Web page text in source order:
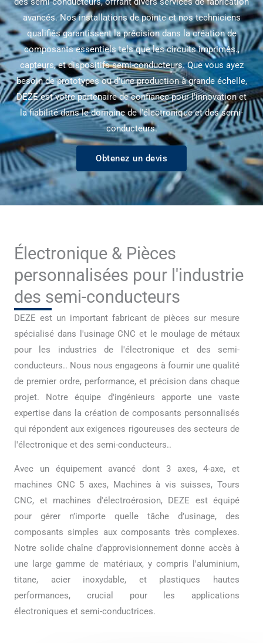
avancés. Nos installations de pointe et nos techniciens
qualifiés garantissent la précision dans la création de
composants essentiels tels que les circuits imprimés.,
capteurs, et dispositifs semi-conducteurs. Que vous ayez
besoin de prototypes ou d'une production à grande échelle,
DEZE est votre partenaire de confiance pour l'innovation et
la fiabilité dans le domaine de l'électronique et des semi-
conducteurs.
Obtenez un devis
Électronique & Pièces
personnalisées pour l'industrie
des semi-conducteurs
DEZE est un important fabricant de pièces sur mesure
spécialisé dans l'usinage CNC et le moulage de métaux
pour les industries de l'électronique et des semi-
conducteurs.. Nous nous engageons à fournir une qualité
de premier ordre, performance, et précision dans chaque
projet. Notre équipe d'ingénieurs apporte une vaste
expertise dans la création de composants personnalisés
qui répondent aux exigences rigoureuses des secteurs de
l'électronique et des semi-conducteurs..
Avec un équipement avancé dont 3 axes, 4-axe, et
machines CNC 5 axes, Machines à vis suisses, Tours
CNC, et machines d'électroérosion, DEZE est équipé
pour gérer n’importe quelle tâche d’usinage, des
composants simples aux composants très complexes.
Notre solide chaîne d’approvisionnement donne accès à
une large gamme de matériaux, y compris l'aluminium,
titane, acier inoxydable, et plastiques hautes
performances, crucial pour les applications
électroniques et semi-conductrices.